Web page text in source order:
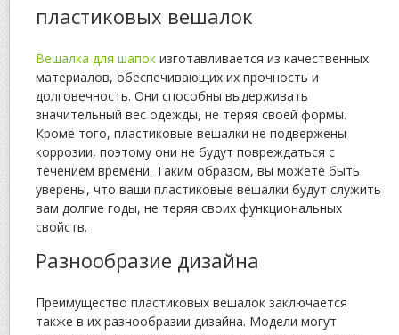
пластиковых вешалок
Вешалка для шапок изготавливается из качественных
материалов, обеспечивающих их прочность и
долговечность. Они способны выдерживать
значительный вес одежды, не теряя своей формы.
Кроме того, пластиковые вешалки не подвержены
коррозии, поэтому они не будут повреждаться с
течением времени. Таким образом, вы можете быть
уверены, что ваши пластиковые вешалки будут служить
вам долгие годы, не теряя своих функциональных
свойств.
Разнообразие дизайна
Преимущество пластиковых вешалок заключается
также в их разнообразии дизайна. Модели могут